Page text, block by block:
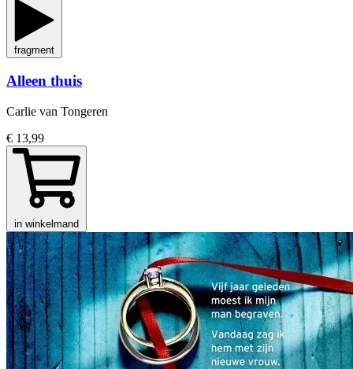
fragment
Alleen thuis
Carlie van Tongeren
€ 13,99
in winkelmand